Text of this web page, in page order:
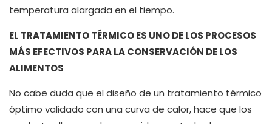
temperatura alargada en el tiempo.
EL TRATAMIENTO TÉRMICO ES UNO DE LOS PROCESOS
MÁS EFECTIVOS PARA LA CONSERVACIÓN DE LOS
ALIMENTOS
No cabe duda que el diseño de un tratamiento térmico
óptimo validado con una curva de calor, hace que los